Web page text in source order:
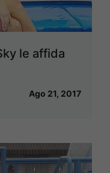
le affida
Ago 21, 2017